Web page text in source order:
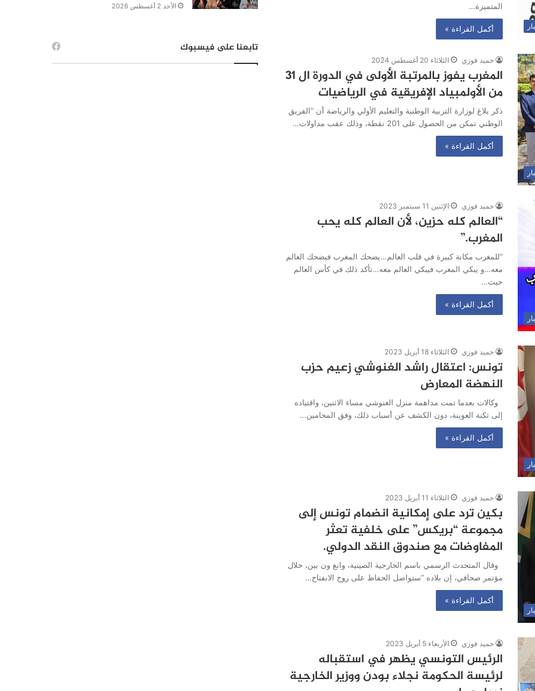
المتميزة…
أكمل القراءة »
حميد فوزي الثلاثاء 20 أغسطس 2024
المغرب يفوز بالمرتبة الأولى في الدورة ال 31
من الأولمبياد الإفريقية في الرياضيات
ذكر بلاغ لوزارة التربية الوطنية والتعليم الأولي والرياضة أن “الفريق
الوطني تمكن من الحصول على 201 نقطة، وذلك عقب مداولات…
أكمل القراءة »
حميد فوزي الإثنين 11 سبتمبر 2023
“العالم كله حزين، لأن العالم كله يحب
المغرب.”
“للمغرب مكانة كبيرة في قلب العالم…يضحك المغرب فيضحك العالم
معه…و يبكي المغرب فيبكي العالم معه…تأكد ذلك في كأس العالم
حيث…
أكمل القراءة »
حميد فوزي الثلاثاء 18 أبريل 2023
تونس: اعتقال راشد الغنوشي زعيم حزب
النهضة المعارض
وكالات بعدما تمت مداهمة منزل الغنوشي مساء الاثنين، واقتياده
إلى ثكنة العوينة، دون الكشف عن أسباب ذلك، وفق المحامين…
أكمل القراءة »
حميد فوزي الثلاثاء 11 أبريل 2023
بكين ترد على إمكانية انضمام تونس إلى
مجموعة “بريكس” على خلفية تعثر
المفاوضات مع صندوق النقد الدولي.
وقال المتحدث الرسمي باسم الخارجية الصينية، وانغ ون بين، خلال
مؤتمر صحافي، إن بلاده “ستواصل الحفاظ على روح الانفتاح…
أكمل القراءة »
حميد فوزي الأربعاء 5 أبريل 2023
الرئيس التونسي يظهر في استقباله
لرئيسة الحكومة نجلاء بودن ووزير الخارجية
الأحد 2 أغسطس 2026
تابعنا على فيسبوك